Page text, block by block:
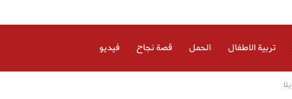
تربية الاطفال الحمل قصة نجاح فيديو